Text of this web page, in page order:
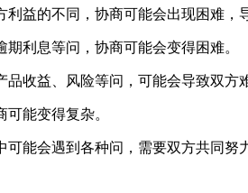
益的不同，协商可能会出现困难，
利息等问，协商可能会变得困难。
收益、风险等问，可能会导致双方
能变得复杂。
能会遇到各种问，需要双方共同努